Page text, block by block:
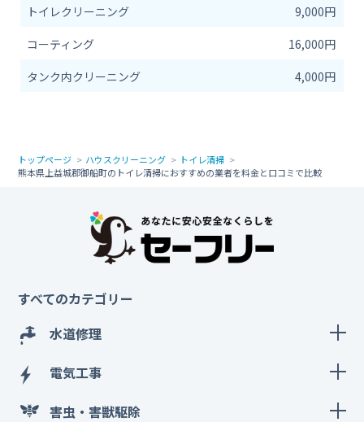
トイレクリーニング
9,000円
コーティング
16,000円
タンク内クリーニング
4,000円
トップページ ハウスクリーニング
トイレ清掃
熊本県上益城郡御船町のトイレ清掃におすすめの業者を料金と口コミで比較
すべてのカテゴリー
水道修理
電気工事
害虫・害獣駆除